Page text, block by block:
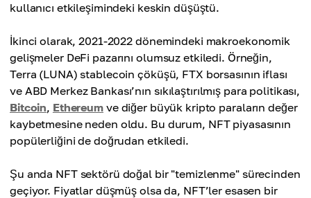
kullanıcı etkileşimindeki keskin düşüştü.
İkinci olarak, 2021-2022 dönemindeki makroekonomik
gelişmeler DeFi pazarını olumsuz etkiledi. Örneğin,
Terra (LUNA) stablecoin çöküşü, FTX borsasının iflası
ve ABD Merkez Bankası’nın sıkılaştırılmış para politikası,
Bitcoin, Ethereumve diğer büyük kripto paraların değer
kaybetmesine neden oldu. Bu durum, NFT piyasasının
popülerliğini de doğrudan etkiledi.
Şu anda NFT sektörü doğal bir "temizlenme" sürecinden
geçiyor. Fiyatlar düşmüş olsa da, NFT’ler esasen bir